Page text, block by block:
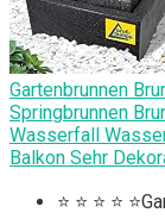
Gartenbrunnen
Springbrunnen
Wasserfall
Balkon Sehr
⭐ ⭐ ⭐ ⭐